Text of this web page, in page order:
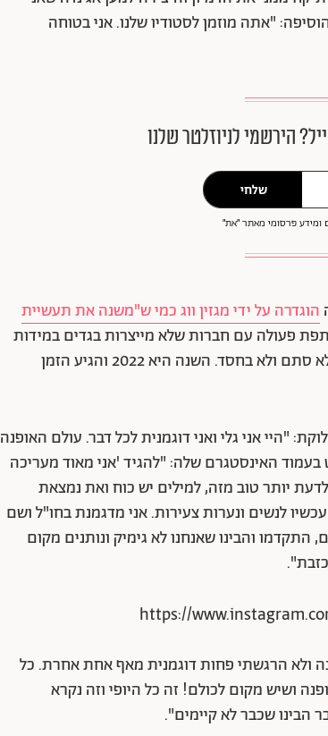
"אתה מוזמן לסטודיו שלנו. אני בטוחה
הירשמי לניוזלטר שלנו
שלחי
ומידע פרסומי מאתר ״את״
הוגדרה על ידי מגזין ווג כמי ש"משנה את תעשיית
פעולה עם חברות שלא מייצרות בגדים במידות
אלה, לא נשארה אדישה: "אני דוגמנית בכל 'רמ"ח איברי' לא סתם ולא בחסד. השנה היא 2022 והגיע הזמן
"היי אני גלי ואני דוגמנית לכל דבר. עולם האופנה
האינסטגרם שלה: "להגיד 'אני מאוד מעריכה
יותר טוב מזה, למילים יש כוח ואת נמצאת
לנשים ונערות צעירות. אני מדגמנת בחו"ל ושם
והבינו שאנחנו לא גימיק ונותנים מקום
https://
ולא הרגשתי פחות דוגמנית מאף אחת אחרת. כל
ושיש מקום לכולם! זה כל היופי וזה נקרא
הבינו שכבר לא קיימים".